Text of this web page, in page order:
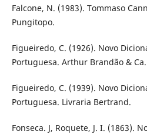
Falcone, N. (1983). Tommaso
Pungitopo.
Figueiredo, C. (1926). Novo
Portuguesa. Arthur Brandão & Ca.
Figueiredo, C. (1939). Novo
Portuguesa. Livraria Bertrand.
Fonseca. J, Roquete, J. I. (1863).